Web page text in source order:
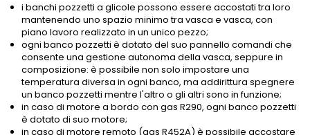
i banchi pozzetti a glicole possono essere accostati tra loro
mantenendo uno spazio minimo tra vasca e vasca, con
piano lavoro realizzato in un unico pezzo;
ogni banco pozzetti è dotato del suo pannello comandi che
consente una gestione autonoma della vasca, seppure in
composizione: è possibile non solo impostare una
temperatura diversa in ogni banco, ma addirittura spegnere
un banco pozzetti mentre l'altro o gli altri sono in funzione;
in caso di motore a bordo con gas R290, ogni banco pozzetti
è dotato di suo motore;
in caso di motore remoto (gas R452A) è possibile accostare